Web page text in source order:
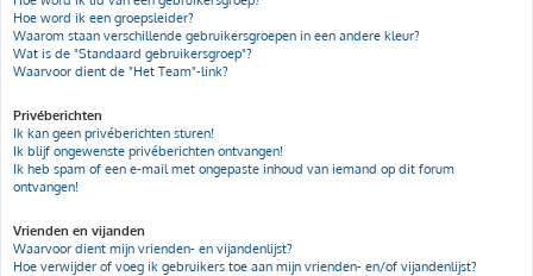
Hoe word ik een groepsleider?
Waarom staan verschillende gebruikersgroepen in een andere kleur?
Wat is de "Standaard gebruikersgroep"?
Waarvoor dient de "Het Team"-link?
Privéberichten
Ik kan geen privéberichten sturen!
Ik blijf ongewenste privéberichten ontvangen!
Ik heb spam of een e-mail met ongepaste inhoud van iemand op dit forum
ontvangen!
Vrienden en vijanden
Waarvoor dient mijn vrienden- en vijandenlijst?
Hoe verwijder of voeg ik gebruikers toe aan mijn vrienden- en/of vijandenlijst?